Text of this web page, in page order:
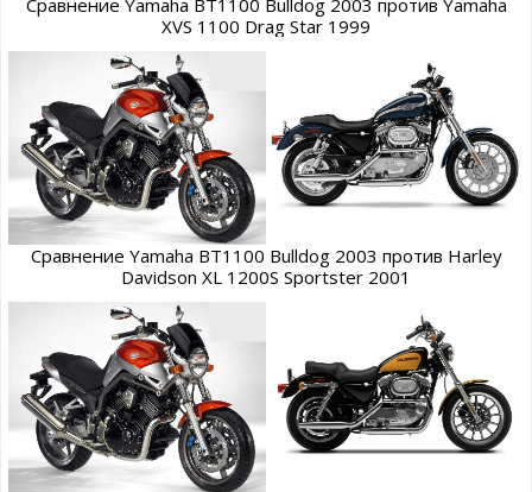
Сравнение Yamaha BT1100 Bulldog 2003 против Yamaha
XVS 1100 Drag Star 1999
Сравнение Yamaha BT1100 Bulldog 2003 против Harley
Davidson XL 1200S Sportster 2001